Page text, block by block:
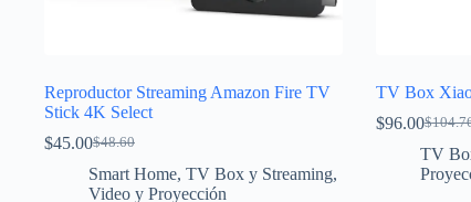
Reproductor Streaming Amazon Fire TV
Stick 4K Select
$48.60
El
precio
original
$45.00El
precio
actual
Smart Home, TV Box y Streaming,
Video y Proyección
TV Box
$
El
precio
$96.00El
precio
actual
TV